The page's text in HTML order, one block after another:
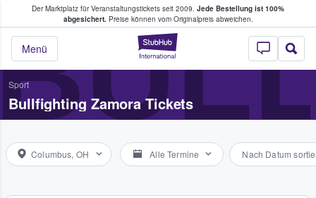
Der Marktplatz für Veranstaltungstickets seit 2009. Jede Bestellung ist 100%
abgesichert.Preise können vom Originalpreis abweichen.
StubHub - Wo
Menü
Tickets kaufen & verkaufen
Sport
Bullfighting Zamora Tickets
Columbus, OH Alle Termine Nach Datum